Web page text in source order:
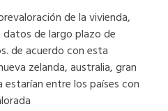
de la vivienda,
de largo plazo de
de acuerdo con esta
zelanda, australia, gran
entre los países con